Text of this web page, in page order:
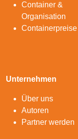
Container &
Organisation
Containerpreise
Unternehmen
Über uns
Autoren
Partner werden